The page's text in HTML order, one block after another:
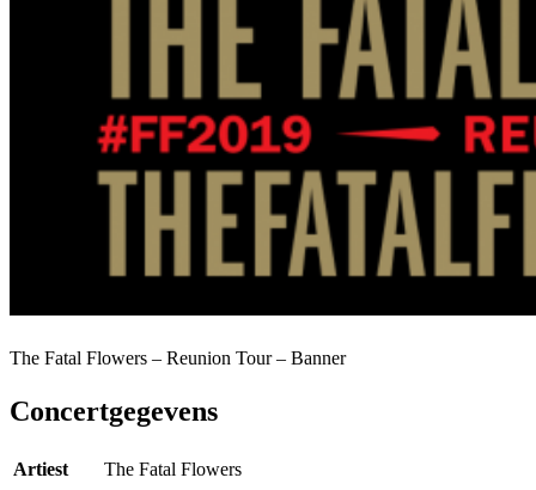
The Fatal Flowers – Reunion Tour – Banner
Concertgegevens
Artiest
The Fatal Flowers